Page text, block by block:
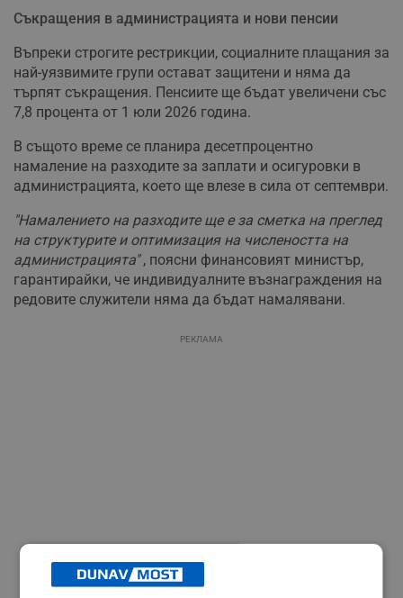
Съкращения в администрацията и нови пенсии
Въпреки строгите рестрикции, социалните плащания за
най-уязвимите групи остават защитени и няма да
търпят съкращения. Пенсиите ще бъдат увеличени със
7,8 процента от 1 юли 2026 година.
В същото време се планира десетпроцентно
намаление на разходите за заплати и осигуровки в
администрацията, което ще влезе в сила от септември.
"Намалението на разходите ще е за сметка на преглед
на структурите и оптимизация на числеността на
администрацията", поясни финансовият министър,
гарантирайки, че индивидуалните възнаграждения на
редовите служители няма да бъдат намалявани.
РЕКЛАМА